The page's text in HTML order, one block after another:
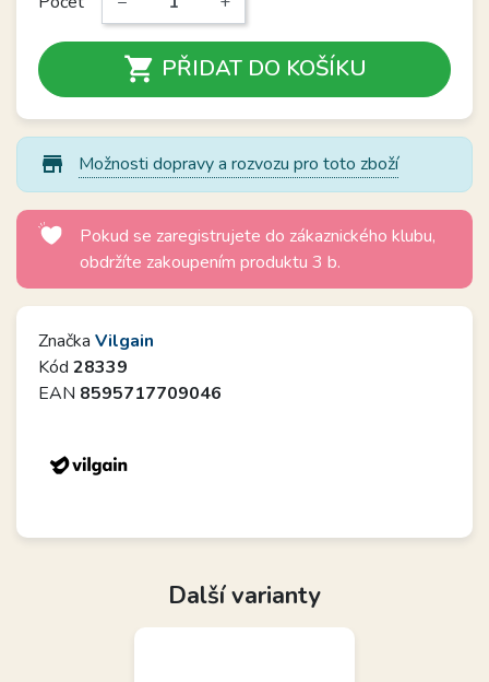
 PŘIDAT DO KOŠÍKU
store_mall_directory Možnosti dopravy a rozvozu pro toto zboží
Pokud se zaregistrujete do zákaznického klubu,
obdržíte zakoupením produktu 3 b.
Značka Vilgain
Kód 28339
EAN 8595717709046
Další varianty